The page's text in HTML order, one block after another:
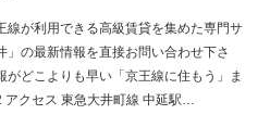
線が利用できる高級賃貸を集めた専門サ
の最新情報を直接お問い合わせ下さ
どこよりも早い「京王線に住もう」ま
アクセス 東急大井町線 中延駅…